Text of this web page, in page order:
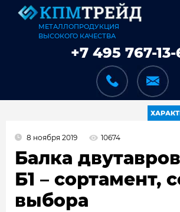
МЕТАЛЛОПРОДУКЦИЯ
ВЫСОКОГО КАЧЕСТВА
+7 495 767-13-
8 ноября 2019 10674
Балка
Б1 – сортамент,
выбора